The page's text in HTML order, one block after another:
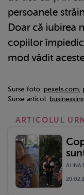
persoanele
Doar că iubirea
copiilor
mod vădit
Surse foto: pexels.com
Surse articol:
ARTICOLUL
ALINA